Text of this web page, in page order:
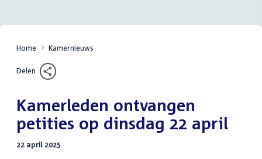
Home Kamernieuws
Delen
Kamerleden ontvangen
petities op dinsdag 22 april
22 april 2025